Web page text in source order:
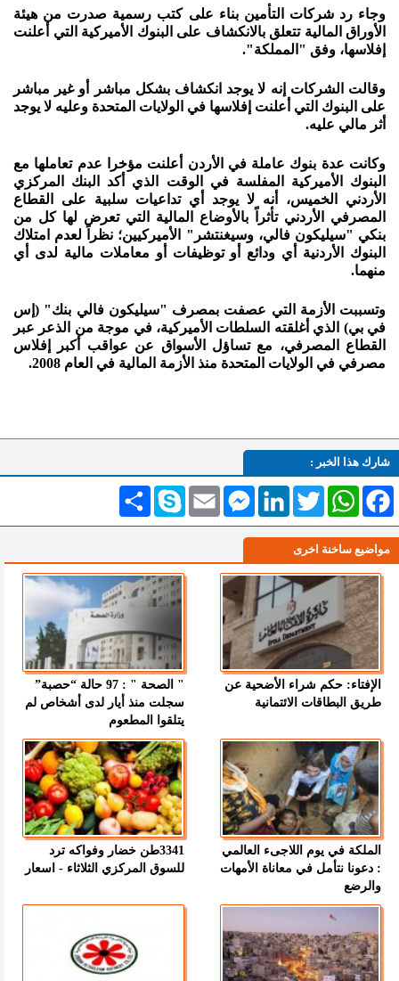
وجاء رد شركات التأمين بناء على كتب رسمية صدرت من هيئة
الأوراق المالية تتعلق بالانكشاف على البنوك الأميركية التي أعلنت
إفلاسها، وفق "المملكة".
وقالت الشركات إنه لا يوجد انكشاف بشكل مباشر أو غير مباشر
على البنوك التي أعلنت إفلاسها في الولايات المتحدة وعليه لا يوجد
أثر مالي عليه.
وكانت عدة بنوك عاملة في الأردن أعلنت مؤخرا عدم تعاملها مع
البنوك الأميركية المفلسة في الوقت الذي أكد البنك المركزي
الأردني الخميس، أنه لا يوجد أي تداعيات سلبية على القطاع
المصرفي الأردني تأثراً بالأوضاع المالية التي تعرض لها كل من
بنكي "سيليكون فالي، وسيغنتشر" الأميركيين؛ نظراً لعدم امتلاك
البنوك الأردنية أي ودائع أو توظيفات أو معاملات مالية لدى أي
منهما.
وتسببت الأزمة التي عصفت بمصرف "سيليكون فالي بنك" (إس
في بي) الذي أغلقته السلطات الأميركية، في موجة من الذعر عبر
القطاع المصرفي، مع تساؤل الأسواق عن عواقب أكبر إفلاس
مصرفي في الولايات المتحدة منذ الأزمة المالية في العام 2008.
شارك هذا الخبر :
انشر Skype Email
MessengerLinkedInTwitterWhatsAppFacebook
مواضيع ساخنة اخرى
الإفتاء: حكم شراء الأضحية عن
طريق البطاقات الائتمانية
" الصحة " : 97 حالة “حصبة”
سجلت منذ أيار لدى أشخاص لم
يتلقوا المطعوم
الملكة في يوم اللاجىء العالمي
: دعونا نتأمل في معاناة الأمهات
والرضع
3341طن خضار وفواكه ترد
للسوق المركزي الثلاثاء - اسعار